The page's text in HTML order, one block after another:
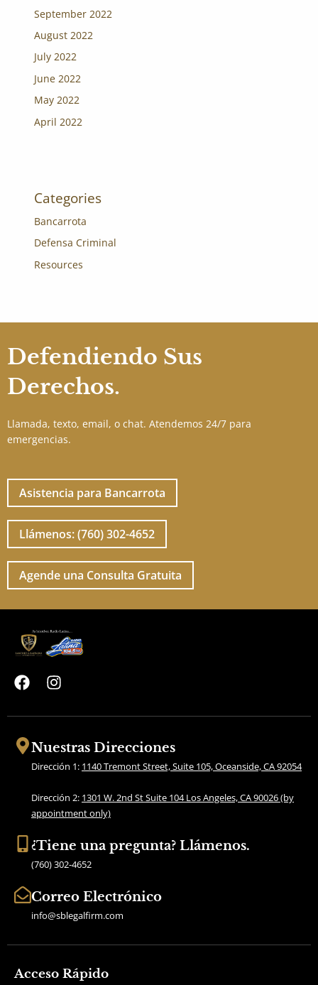
September 2022
August 2022
July 2022
June 2022
May 2022
April 2022
Categories
Bancarrota
Defensa Criminal
Resources
Defendiendo Sus
Derechos.
Llamada, texto, email, o chat. Atendemos 24/7 para
emergencias.
Asistencia para Bancarrota
Llámenos: (760) 302-4652
Agende una Consulta Gratuita
F
a
c
b
o
I
s
a
g
r
a
m
Nuestras Direcciones
Dirección 1: 1140 Tremont Street, Suite 105, Oceanside, CA 92054
Dirección 2: 1301 W. 2nd St Suite 104 Los Angeles, CA 90026 (by
appointment only)
¿Tiene una pregunta? Llámenos.
(760) 302-4652
Correo Electrónico
info@sblegalfirm.com
Acceso Rápido